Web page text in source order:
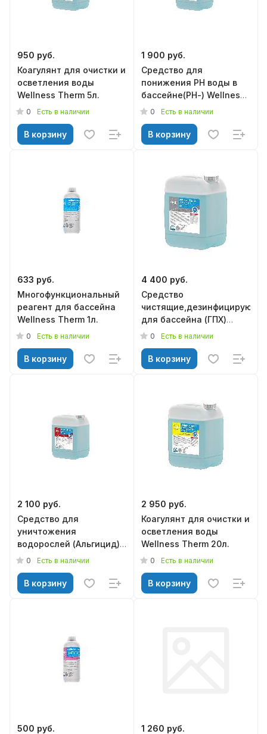
950 руб.
Коагулянт для очистки и
осветления воды
Wellness Therm 5л.
0 Есть в наличии
В корзину
1 900 руб.
Средство для
понижения РН воды в
бассейне(РН-) Wellness
Therm 10л.
0 Есть в наличии
В корзину
633 руб.
Многофункциональный
реагент для бассейна
Wellness Therm 1л.
0 Есть в наличии
В корзину
4 400 руб.
Средство
для бассейна (ГПХ)
Wellness Therm 30л.
0 Есть в наличии
В корзину
2 100 руб.
Средство для
уничтожения
водорослей (Альгицид)
Wellness Therm 10л.
0 Есть в наличии
В корзину
2 950 руб.
Коагулянт для очистки и
осветления воды
Wellness Therm 20л.
0 Есть в наличии
В корзину
500 руб.
1 260 руб.